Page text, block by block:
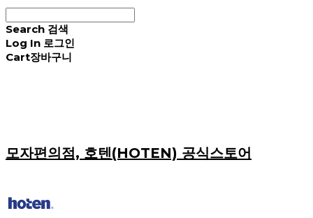
Search 검색
Log In 로그인
Cart장바구니
모자편의점, 호텐(HOTEN) 공식스토어